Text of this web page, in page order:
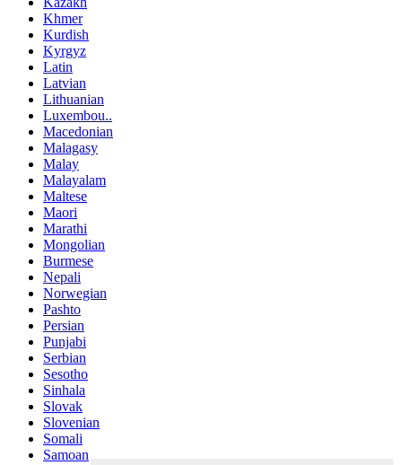
Khmer
Kurdish
Kyrgyz
Latin
Latvian
Lithuanian
Luxembou..
Macedonian
Malagasy
Malay
Malayalam
Maltese
Maori
Marathi
Mongolian
Burmese
Nepali
Norwegian
Pashto
Persian
Punjabi
Serbian
Sesotho
Sinhala
Slovak
Slovenian
Somali
Samoan